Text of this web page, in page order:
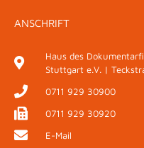
ANSCHRIFT
Haus des
Stuttgart e.V. |
0711 929 30900
0711 929 30920
E-Mail